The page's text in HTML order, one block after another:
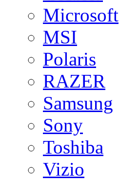
Microsoft
MSI
Polaris
RAZER
Samsung
Sony
Toshiba
Vizio